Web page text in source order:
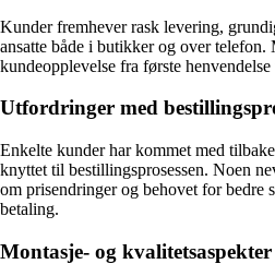
Kunder fremhever rask levering,
ansatte både i butikker og over
kundeopplevelse fra første
Utfordringer med
Enkelte kunder har kommet med
knyttet til bestillingsprosessen. Noen
om prisendringer og behovet for bedre
betaling.
Montasje- og kvalitetsaspekter